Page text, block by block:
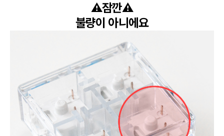
⚠️잠깐⚠️
불량이 아니에요